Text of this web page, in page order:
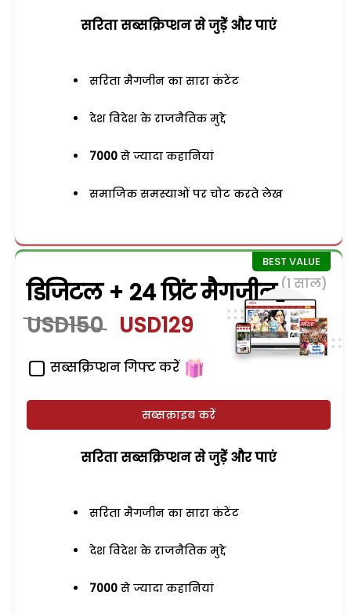
सरिता सब्सक्रिप्शन से जुड़ेें और पाएं
सरिता मैगजीन का सारा कंटेंट
देश विदेश के राजनैतिक मुद्दे
7000 से ज्यादा कहानियां
समाजिक समस्याओं पर चोट करते लेख
डिजिटल + 24 प्रिंट मैगजीन (1 साल)
USD150 USD129
सब्सक्रिप्शन गिफ्ट करें
सब्सक्राइब करें
सरिता सब्सक्रिप्शन से जुड़ेें और पाएं
सरिता मैगजीन का सारा कंटेंट
देश विदेश के राजनैतिक मुद्दे
7000 से ज्यादा कहानियां